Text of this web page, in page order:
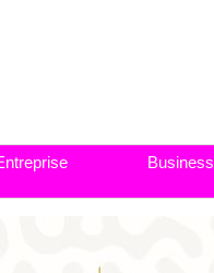
Business